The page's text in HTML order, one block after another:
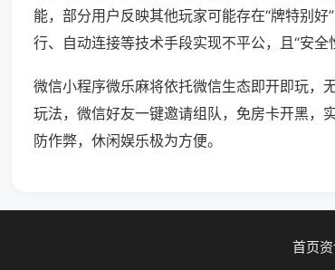
能，部分用户反映其他玩家可能存在“牌特别
行、自动连接等技术手段实现不平公，且“安全
微信小程序微乐麻将依托微信生态即开即玩，
玩法，微信好友一键邀请组队，免房卡开黑，
防作弊，休闲娱乐极为方便。
首页